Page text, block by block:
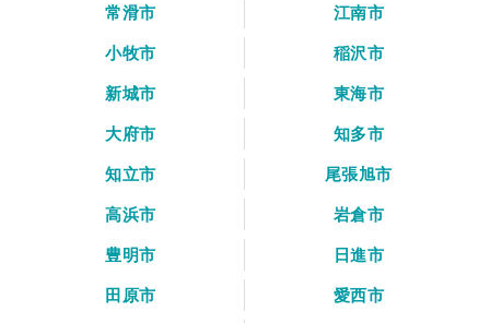
常滑市
江南市
小牧市
稲沢市
新城市
東海市
大府市
知多市
知立市
尾張旭市
高浜市
岩倉市
豊明市
日進市
田原市
愛西市